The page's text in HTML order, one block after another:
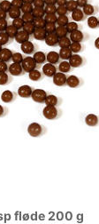
fløde 200 g